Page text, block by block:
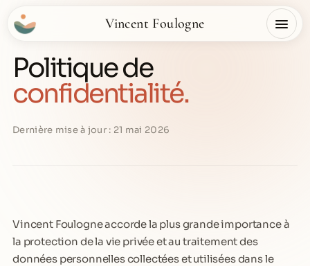
Vincent Foulogne
Politique de
confidentialité.
Dernière mise à jour : 21 mai 2026
Vincent Foulogne accorde la plus grande importance à
la protection de la vie privée et au traitement des
données personnelles collectées et utilisées dans le